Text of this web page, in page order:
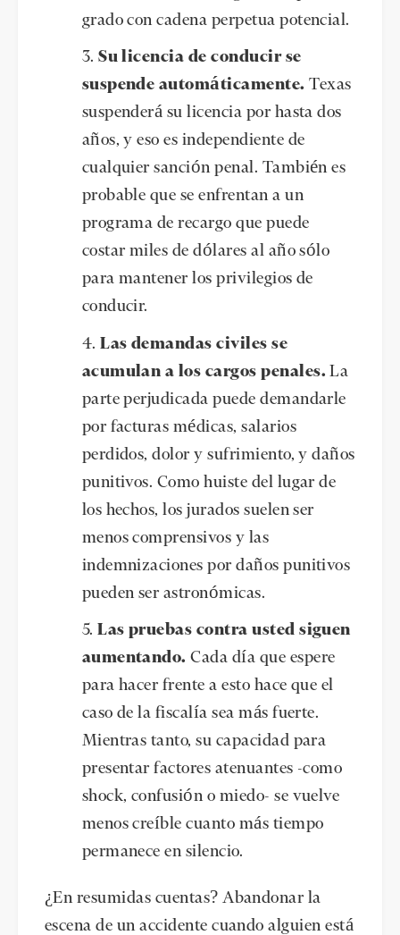
grado con cadena perpetua potencial.
Su licencia de conducir se
suspende automáticamente. Texas
suspenderá su licencia por hasta dos
años, y eso es independiente de
cualquier sanción penal. También es
probable que se enfrentan a un
programa de recargo que puede
costar miles de dólares al año sólo
para mantener los privilegios de
conducir.
Las demandas civiles se
acumulan a los cargos penales. La
parte perjudicada puede demandarle
por facturas médicas, salarios
perdidos, dolor y sufrimiento, y daños
punitivos. Como huiste del lugar de
los hechos, los jurados suelen ser
menos comprensivos y las
indemnizaciones por daños punitivos
pueden ser astronómicas.
Las pruebas contra usted siguen
aumentando. Cada día que espere
para hacer frente a esto hace que el
caso de la fiscalía sea más fuerte.
Mientras tanto, su capacidad para
presentar factores atenuantes -como
shock, confusión o miedo- se vuelve
menos creíble cuanto más tiempo
permanece en silencio.
¿En resumidas cuentas? Abandonar la
escena de un accidente cuando alguien está